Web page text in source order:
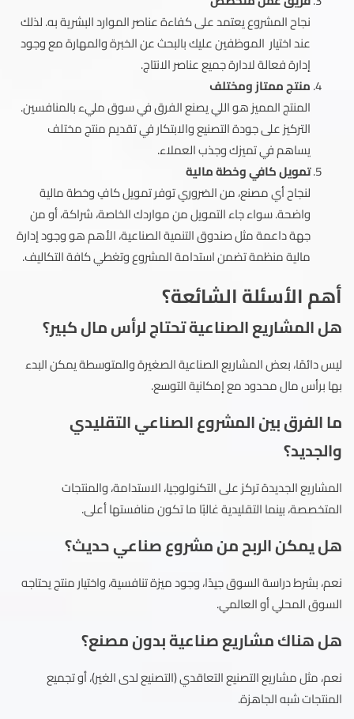
نجاح المشروع يعتمد على كفاءة عناصر الموارد البشرية به. لذلك
عند اختيار الموظفين عليك بالبحث عن الخبرة والمهارة مع وجود
إدارة فعالة لادارة جميع عناصر الانتاج.
منتج ممتاز ومختلف
المنتج المميز هو اللي يصنع الفرق في سوق مليء بالمنافسين.
التركيز على جودة التصنيع والابتكار في تقديم منتج مختلف
يساهم في تميزك وجذب العملاء.
تمويل كافي وخطة مالية
لنجاح أي مصنع، من الضروري توفر تمويل كافٍ وخطة مالية
واضحة. سواء جاء التمويل من مواردك الخاصة، شراكة، أو من
جهة داعمة مثل صندوق التنمية الصناعية، الأهم هو وجود إدارة
مالية منظمة تضمن استدامة المشروع وتغطي كافة التكاليف.
أهم الأسئلة الشائعة؟
هل المشاريع الصناعية تحتاج لرأس مال كبير؟
ليس دائمًا، بعض المشاريع الصناعية الصغيرة والمتوسطة يمكن البدء
بها برأس مال محدود مع إمكانية التوسع.
ما الفرق بين المشروع الصناعي التقليدي
والجديد؟
المشاريع الجديدة تركز على التكنولوجيا، الاستدامة، والمنتجات
المتخصصة، بينما التقليدية غالبًا ما تكون منافستها أعلى.
هل يمكن الربح من مشروع صناعي حديث؟
نعم، بشرط دراسة السوق جيدًا، وجود ميزة تنافسية، واختيار منتج يحتاجه
السوق المحلي أو العالمي.
هل هناك مشاريع صناعية بدون مصنع؟
نعم، مثل مشاريع التصنيع التعاقدي (التصنيع لدى الغير)، أو تجميع
المنتجات شبه الجاهزة.